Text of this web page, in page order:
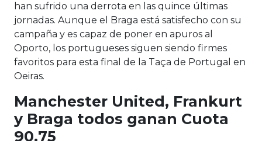
han sufrido una derrota en las quince últimas
jornadas. Aunque el Braga está satisfecho con su
campaña y es capaz de poner en apuros al
Oporto, los portugueses siguen siendo firmes
favoritos para esta final de la Taça de Portugal en
Oeiras.
Manchester United, Frankurt
y Braga todos ganan Cuota
90.75